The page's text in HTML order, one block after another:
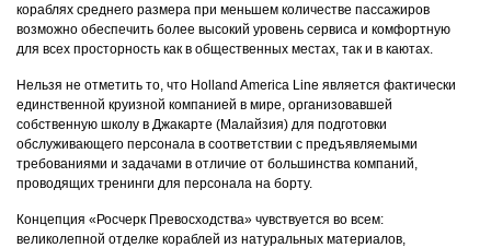
кораблях среднего размера при меньшем количестве пассажиров
возможно обеспечить более высокий уровень сервиса и комфортную
для всех просторность как в общественных местах, так и в каютах.
Нельзя не отметить то, что Holland America Line является фактически
единственной круизной компанией в мире, организовавшей
собственную школу в Джакарте (Малайзия) для подготовки
обслуживающего персонала в соответствии с предъявляемыми
требованиями и задачами в отличие от большинства компаний,
проводящих тренинги для персонала на борту.
Концепция «Росчерк Превосходства» чувствуется во всем:
великолепной отделке кораблей из натуральных материалов,